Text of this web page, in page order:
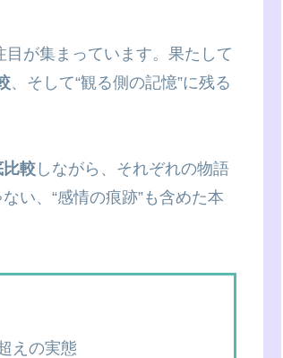
目が集まっています。果たして
、そして“観る側の記憶”に残る
比較 しながら、それぞれの物語
い、“感情の痕跡”も含めた本
えの実態